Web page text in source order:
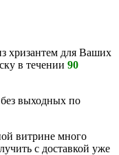
хризантем для Ваших
в течении 90
выходных по
витрине много
с доставкой уже